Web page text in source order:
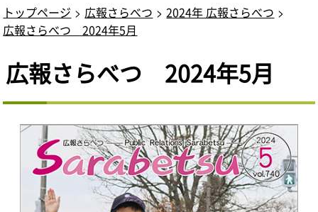
トップページ 広報さらべつ
2024年 広報さらべつ
広報さらべつ 2024年5月
広報さらべつ 2024年5月